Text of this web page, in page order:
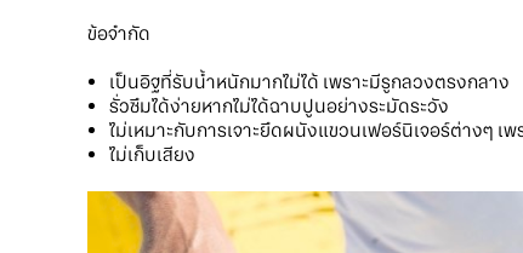
ข้อจำกัด
เป็นอิฐที่รับน้ำหนักมากไม่ได้ เพราะมีรูกลวงตรงกลาง
รั่วซึมได้ง่ายหากไม่ได้ฉาบปูนอย่างระมัดระวัง
ไม่เหมาะกับการเจาะยึดผนังแขวนเฟอร์นิเจอร์ต่างๆ เพ
ไม่เก็บเสียง